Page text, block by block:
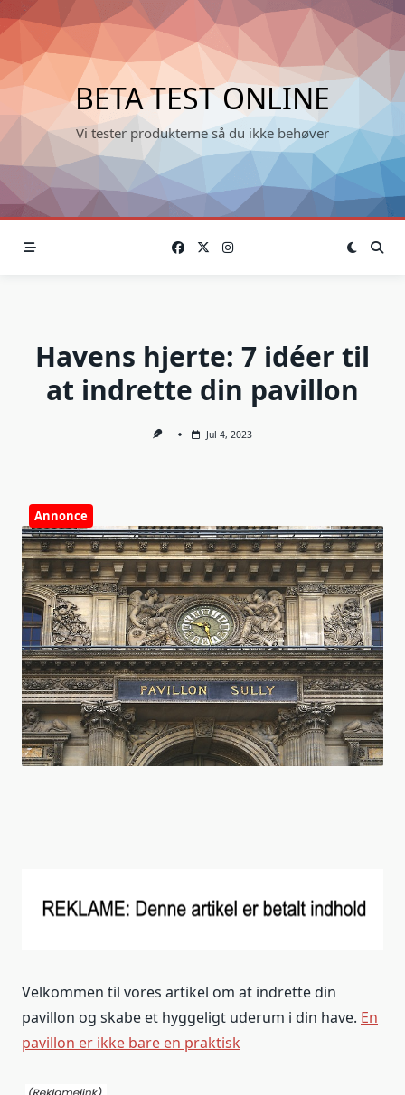
Skip
to
content
BETA TEST ONLINE
Vi tester produkterne så du ikke behøver
Havens hjerte: 7 idéer til
at indrette din pavillon
Jul 4, 2023
Annonce
Velkommen til vores artikel om at indrette din
pavillon og skabe et hyggeligt uderum i din have. En
pavillon er ikke bare en praktisk